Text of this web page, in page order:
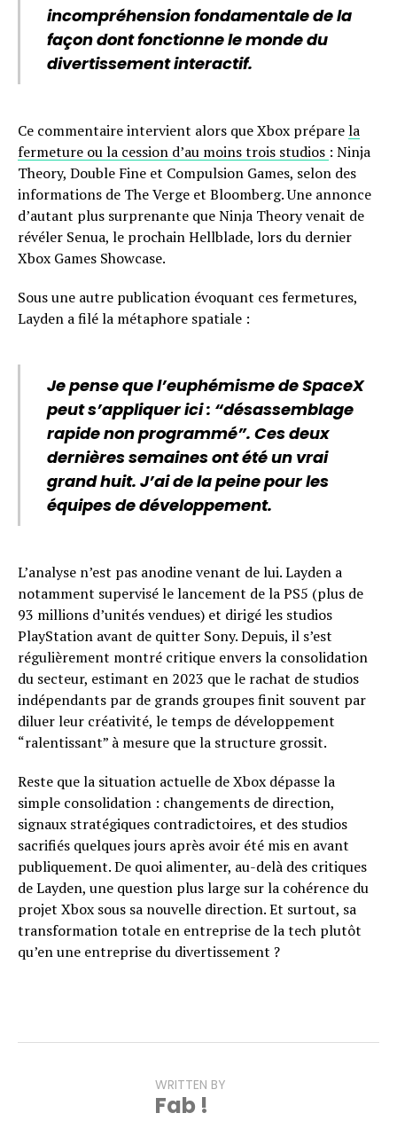
incompréhension fondamentale de la
façon dont fonctionne le monde du
divertissement interactif.
Ce commentaire intervient alors que Xbox préparela
fermeture ou la cession d’au moins trois studios : Ninja
Theory, Double Fine et Compulsion Games, selon des
informations de The Verge et Bloomberg. Une annonce
d’autant plus surprenante que Ninja Theory venait de
révéler Senua, le prochain Hellblade, lors du dernier
Xbox Games Showcase.
Sous une autre publication évoquant ces fermetures,
Layden a filé la métaphore spatiale :
Je pense que l’euphémisme de SpaceX
peut s’appliquer ici : “désassemblage
rapide non programmé”. Ces deux
dernières semaines ont été un vrai
grand huit. J’ai de la peine pour les
équipes de développement.
L’analyse n’est pas anodine venant de lui. Layden a
notamment supervisé le lancement de la PS5 (plus de
93 millions d’unités vendues) et dirigé les studios
PlayStation avant de quitter Sony. Depuis, il s’est
régulièrement montré critique envers la consolidation
du secteur, estimant en 2023 que le rachat de studios
indépendants par de grands groupes finit souvent par
diluer leur créativité, le temps de développement
“ralentissant” à mesure que la structure grossit.
Reste que la situation actuelle de Xbox dépasse la
simple consolidation : changements de direction,
signaux stratégiques contradictoires, et des studios
sacrifiés quelques jours après avoir été mis en avant
publiquement. De quoi alimenter, au-delà des critiques
de Layden, une question plus large sur la cohérence du
projet Xbox sous sa nouvelle direction. Et surtout, sa
transformation totale en entreprise de la tech plutôt
qu’en une entreprise du divertissement ?
WRITTEN BY
Fab !